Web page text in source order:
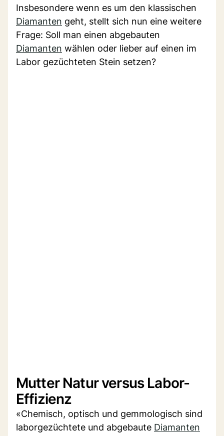
Insbesondere wenn es um den klassischen
Diamanten geht, stellt sich nun eine weitere
Frage: Soll man einen abgebauten
Diamanten wählen oder lieber auf einen im
Labor gezüchteten Stein setzen?
Mutter Natur versus Labor-
Effizienz
«Chemisch, optisch und gemmologisch sind
laborgezüchtete und abgebaute Diamanten